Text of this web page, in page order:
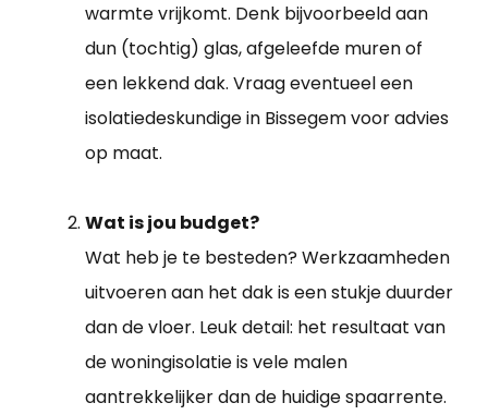
warmte vrijkomt. Denk bijvoorbeeld aan
dun (tochtig) glas, afgeleefde muren of
een lekkend dak. Vraag eventueel een
isolatiedeskundige in Bissegem voor advies
op maat.
Wat is jou budget?
Wat heb je te besteden? Werkzaamheden
uitvoeren aan het dak is een stukje duurder
dan de vloer. Leuk detail: het resultaat van
de woningisolatie is vele malen
aantrekkelijker dan de huidige spaarrente.